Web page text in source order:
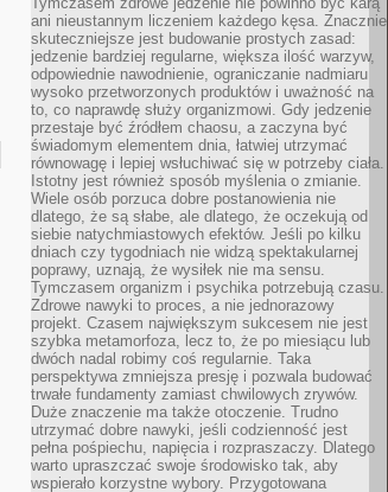
ani nieustannym liczeniem każdego kęsa. Znacznie
skuteczniejsze jest budowanie prostych zasad:
jedzenie bardziej regularne, większa ilość warzyw,
odpowiednie nawodnienie, ograniczanie nadmiaru
wysoko przetworzonych produktów i uważność na
to, co naprawdę służy organizmowi. Gdy jedzenie
przestaje być źródłem chaosu, a zaczyna być
świadomym elementem dnia, łatwiej utrzymać
równowagę i lepiej wsłuchiwać się w potrzeby ciała.
Istotny jest również sposób myślenia o zmianie.
Wiele osób porzuca dobre postanowienia nie
dlatego, że są słabe, ale dlatego, że oczekują od
siebie natychmiastowych efektów. Jeśli po kilku
dniach czy tygodniach nie widzą spektakularnej
poprawy, uznają, że wysiłek nie ma sensu.
Tymczasem organizm i psychika potrzebują czasu.
Zdrowe nawyki to proces, a nie jednorazowy
projekt. Czasem największym sukcesem nie jest
szybka metamorfoza, lecz to, że po miesiącu lub
dwóch nadal robimy coś regularnie. Taka
perspektywa zmniejsza presję i pozwala budować
trwałe fundamenty zamiast chwilowych zrywów.
Duże znaczenie ma także otoczenie. Trudno
utrzymać dobre nawyki, jeśli codzienność jest
pełna pośpiechu, napięcia i rozpraszaczy. Dlatego
warto upraszczać swoje środowisko tak, aby
wspierało korzystne wybory. Przygotowana